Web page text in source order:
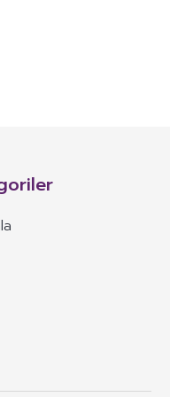
tek başına veya
alamaz.